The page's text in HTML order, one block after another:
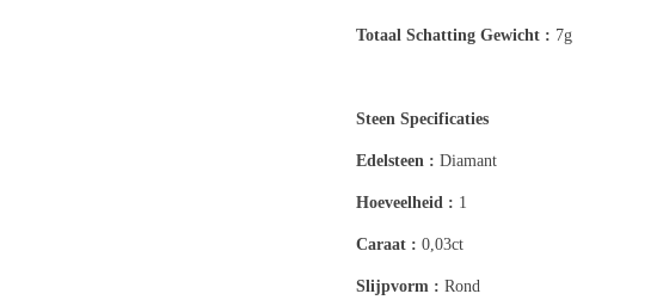
Totaal Schatting Gewicht : 7g
Steen Specificaties
Edelsteen : Diamant
Hoeveelheid : 1
Caraat : 0,03ct
Slijpvorm : Rond